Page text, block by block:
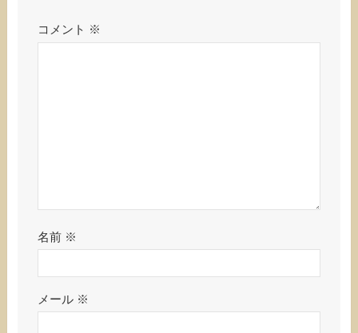
コメント ※
名前 ※
メール ※